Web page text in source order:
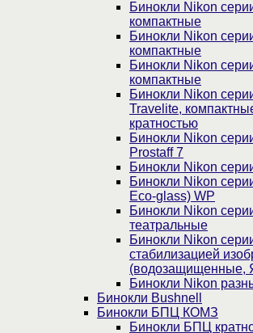
Бинокли Nikon
компактные
Бинокли Nikon
компактные
Бинокли Nikon
компактные
Бинокли Nikon
Travelite,
кратностью
Бинокли Nikon
Prostaff 7
Бинокли Nikon
Бинокли Nikon
Eco-glass) WP
Бинокли Nikon
театральные
Бинокли Nikon
стабилизацией
(водозащищенные,
Бинокли Nikon
Бинокли Bushnell
Бинокли БПЦ КОМЗ
Бинокли БПЦ